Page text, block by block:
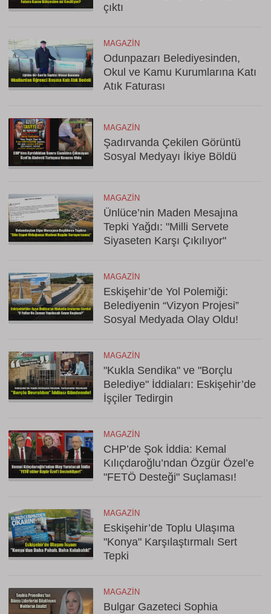
çıktı
MAGAZIN
Odunpazarı Belediyesinden,
Okul ve Kamu Kurumlarına Katı
Atık Faturası
MAGAZIN
Şadırvanda Çekilen Görüntü
Sosyal Medyayı İkiye Böldü
MAGAZIN
Ünlüce’nin Maden Mesajına
Tepki Yağdı: "Milli Servete
Siyaseten Karşı Çıkılıyor"
MAGAZIN
Eskişehir’de Yol Polemiği:
Belediyenin “Vizyon Projesi”
Sosyal Medyada Olay Oldu!
MAGAZIN
"Kukla Sendika" ve "Borçlu
Belediye" İddiaları: Eskişehir’de
İşçiler Tedirgin
MAGAZIN
CHP’de Şok İddia: Kemal
Kılıçdaroğlu’ndan Özgür Özel’e
"FETÖ Desteği" Suçlaması!
MAGAZIN
Eskişehir’de Toplu Ulaşıma
"Konya" Karşılaştırmalı Sert
Tepki
MAGAZIN
Bulgar Gazeteci Sophia